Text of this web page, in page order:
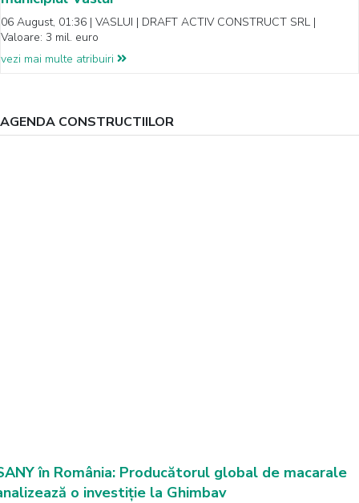
06 August, 01:36 | VASLUI | DRAFT ACTIV CONSTRUCT SRL |
Valoare: 3 mil. euro
vezi mai multe atribuiri
AGENDA CONSTRUCTIILOR
în România: Producătorul global de macarale
o investiție la Ghimbav